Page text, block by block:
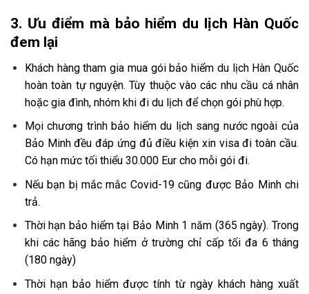
3. Ưu điểm mà bảo hiểm du lịch Hàn Quốc
đem lại
Khách hàng tham gia mua gói bảo hiểm du lịch Hàn Quốc
hoàn toàn tự nguyện. Tùy thuộc vào các nhu cầu cá nhân
hoặc gia đình, nhóm khi đi du lịch để chọn gói phù hợp.
Mọi chương trình bảo hiểm du lịch sang nước ngoài của
Bảo Minh đều đáp ứng đủ điều kiện xin visa đi toàn cầu.
Có hạn mức tối thiểu 30.000 Eur cho mỗi gói đi.
Nếu bạn bị mắc mắc Covid-19 cũng được Bảo Minh chi
trả.
Thời hạn bảo hiểm tại Bảo Minh 1 năm (365 ngày). Trong
khi các hãng bảo hiểm ở trường chỉ cấp tối đa 6 tháng
(180 ngày)
Thời hạn bảo hiểm được tính từ ngày khách hàng xuất